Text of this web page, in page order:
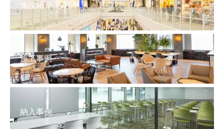
施設紹介
施工事例
納入事例